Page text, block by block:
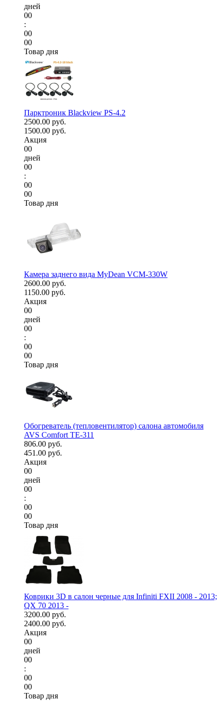
дней
00
:
00
00
Товар дня
Парктроник Blackview PS-4.2
2500.00 руб.
1500.00 руб.
Акция
00
дней
00
:
00
00
Товар дня
Камера заднего вида MyDean VCM-330W
2600.00 руб.
1150.00 руб.
Акция
00
дней
00
:
00
00
Товар дня
Обогреватель (тепловентилятор) салона автомобиля
AVS Comfort TE-311
806.00 руб.
451.00 руб.
Акция
00
дней
00
:
00
00
Товар дня
Коврики 3D в салон черные для Infiniti FXII 2008 - 2013;
QX 70 2013 -
3200.00 руб.
2400.00 руб.
Акция
00
дней
00
:
00
00
Товар дня